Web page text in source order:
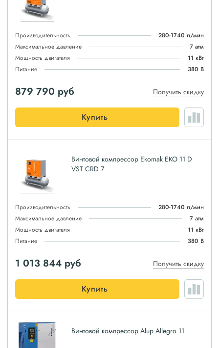
Производительность
280-1740 л/мин
Максимальное давление
7 атм
Мощность двигателя
11 кВт
Питание
380 В
879 790 руб Получить скидку
Купить
Винтовой компрессор Ekomak EKO 11 D
VST CRD 7
Производительность
280-1740 л/мин
Максимальное давление
7 атм
Мощность двигателя
11 кВт
Питание
380 В
1 013 844 руб Получить скидку
Купить
Винтовой компрессор Alup Allegro 11